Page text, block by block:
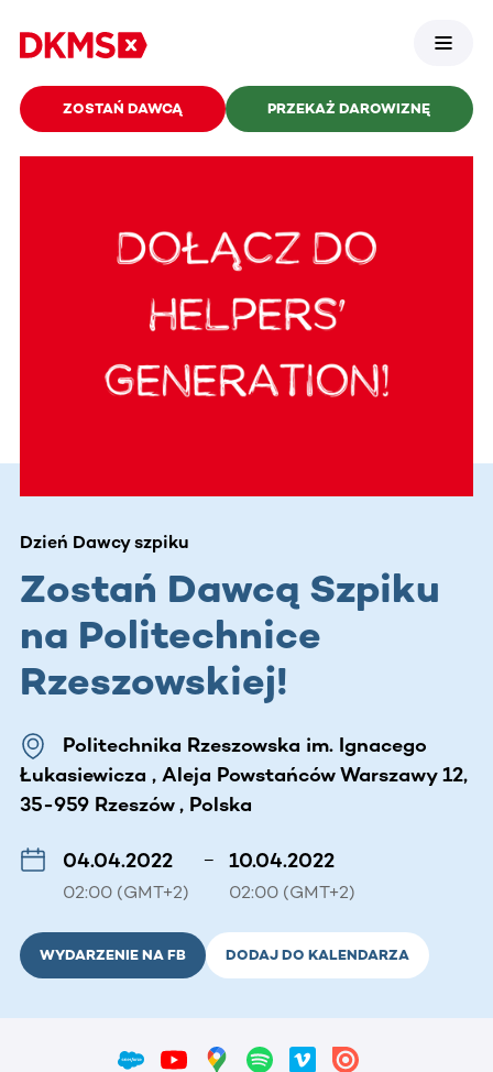
ZOSTAŃ DAWCĄ PRZEKAŻ DAROWIZNĘ
Dzień Dawcy szpiku
Zostań Dawcą Szpiku
na Politechnice
Rzeszowskiej!
Politechnika Rzeszowska im. Ignacego
Łukasiewicza , Aleja Powstańców Warszawy 12,
35-959 Rzeszów , Polska
04.04.2022
02:00 (GMT+2)
– 10.04.2022
02:00 (GMT+2)
WYDARZENIE NA FB DODAJ DO KALENDARZA